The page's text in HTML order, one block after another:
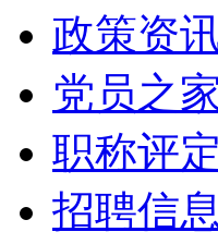
政策资
党员之家
职称评定
招聘信息